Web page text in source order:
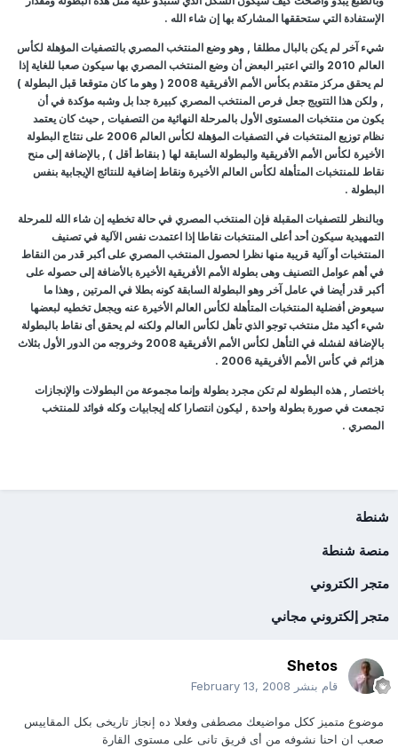
الإستفادة التي ستحققها المشاركة بها إن شاء الله .
شيء آخر لم يكن بالبال مطلقا , وهو وضع المنتخب المصري بالتصفيات المؤهلة لكأس
العالم 2010 والتي اعتبر البعض أن وضع المنتخب المصري بها سيكون صعبا للغاية إذا
لم يحقق مركز متقدم بكأس الأمم الأفريقية 2008 ( وهو ما كان متوقعا قبل البطولة )
, ولكن هذا التتويج جعل فرص المنتخب المصري كبيرة جدا بل وشبه مؤكدة في أن
يكون من منتخبات المستوى الأول بالمرحلة النهائية من التصفيات , حيث كان يعتمد
نظام توزيع المنتخبات في التصفيات المؤهلة لكأس العالم 2006 على نتئاج البطولة
الأخيرة لكأس الأمم الأفريقية والبطولة السابقة لها ( بنقاط أقل ) , بالإضافة إلى منح
نقاط للمنتخبات المتأهلة لكأس العالم الأخيرة ونقاط إضافية للنتائج الإيجابية بنفس
البطولة .
وبالنظر للتصفيات المقبلة فإن المنتخب المصري في حالة تخطيه إن شاء الله للمرحلة
التمهيدية سيكون أحد أعلى المنتخبات نقاطا إذا اعتمدت نفس الآلية في تصنيف
المنتخبات أو آلية قريبة منها نظرا لحصول المنتخب المصري على أكبر قدر من النقاط
في أهم عوامل التصنيف وهى بطولة الأمم الأفريقية الأخيرة بالأضافة إلى حصوله على
أكبر قدر أيضا في عامل آخر وهو البطولة السابقة كونه بطلا في المرتين , وهذا ما
سيعوض أفضلية المنتخبات المتأهلة لكأس العالم الأخيرة عنه ويجعل تخطيه لبعضها
شيء أكيد مثل منتخب توجو الذي تأهل لكأس العالم ولكنه لم يحقق أى نقاط بالبطولة
بالإضافة لفشله في التأهل لكأس الأمم الأفريقية 2008 وخروجه من الدور الأول بثلاث
هزائم في كأس الأمم الأفريقية 2006 .
باختصار , هذه البطولة لم تكن مجرد بطولة وإنما مجموعة من البطولات والإنجازات
تجمعت في صورة بطولة واحدة , ليكون انتصارا كله إيجابيات وكله فوائد للمنتخب
المصري .
شنطة
منصة شنطة
متجر الكتروني
متجر إلكتروني مجاني
Shetos
قام بنشر February 13, 2008
موضوع متميز ككل مواضيعك مصطفى وفعلا ده إنجاز تاريخى بكل المقاييس
صعب ان احنا نشوفه من أى فريق تانى على مستوى القارة